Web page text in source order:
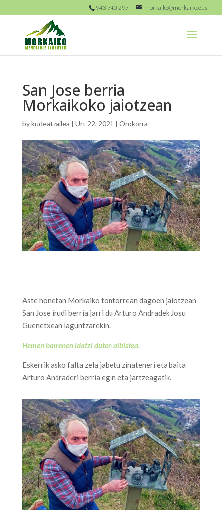
943 740 297 morkaiko@morkaiko.eus
San Jose berria
Morkaikoko jaiotzean
bykudeatzailea | Urt 22, 2021 | Orokorra
Aste honetan Morkaiko tontorrean dagoen jaiotzean
San Jose irudi berria jarri du Arturo Andradek Josu
Guenetxean laguntzarekin.
Hemen barrenen idatzi duten albistea.
Eskerrik asko falta zela jabetu zinateneri eta baita
Arturo Andraderi berria egin eta jartzeagatik.